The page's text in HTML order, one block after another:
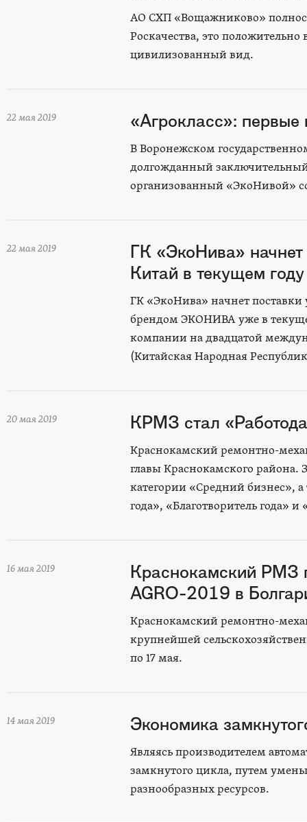
АО СХП «Вощажниково»
Роскачества, это
цивилизованный вид.
22 мая 2019 «Агрокласс»:
В Воронежском
долгожданный
организованный «ЭкоНивой»
22 мая 2019
ГК «ЭкоНива» начнет
Китай в текущем году
ГК «ЭкоНива» начнет поставки
брендом ЭКОНИВА уже в
компании на двадцатой
(Китайская Народная
20 мая 2019 КРМЗ стал
Краснокамский ремонтно-
главы Краснокамского района.
категории «Средний бизнес»,
года», «Благотворитель года» и
16 мая 2019
Краснокамский РМЗ
AGRO-2019 в
Краснокамский ремонтно-
крупнейшей
по 17 мая.
14 мая 2019 Экономика
Являясь производителем
замкнутого цикла, путем
разнообразных ресурсов.